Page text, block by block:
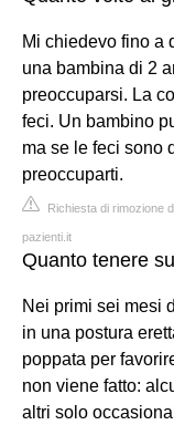
Mi chiedevo fino a
una bambina di 2
preoccuparsi. La
feci. Un bambino
ma se le feci sono
preoccuparti.
Richiesta di rimozione
pazienti.it
Quanto tenere
Nei primi sei mesi
in una postura
poppata per
non viene fatto:
altri solo